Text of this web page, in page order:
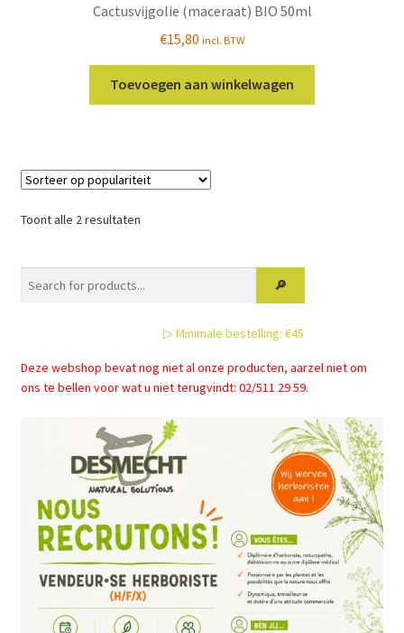
Cactusvijgolie (maceraat) BIO 50ml
€15,80 incl. BTW
Toevoegen aan winkelwagen
Toont alle 2 resultatenGesorteerd
▷ Minimale bestelling: €45
Deze webshop bevat nog niet al onze producten, aarzel niet om
ons te bellen voor wat u niet terugvindt: 02/511 29 59.